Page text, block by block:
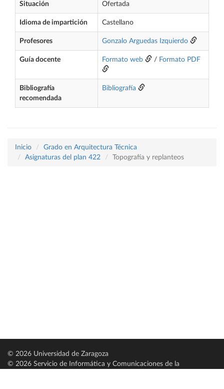
Situación Ofertada
Idioma de impartición Castellano
Profesores Gonzalo Arguedas Izquierdo
Guía docente Formato web / Formato PDF
Bibliografía
recomendada
Bibliografía
Inicio
Grado en Arquitectura Técnica
Asignaturas del plan 422
Topografía y replanteos
© 2026 Universidad de Zaragoza
© 2026 Servicio de Informática y Comunicaciones de la